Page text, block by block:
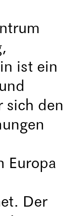
ist ein
sich den
Europa
Der